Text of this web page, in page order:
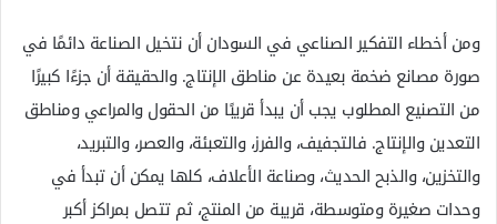
ومن أخطاء التفكير الصناعي في السودان أن نتخيل الصناعة دائمًا في
صورة مصانع ضخمة بعيدة عن مناطق الإنتاج. والحقيقة أن جزءًا كبيرًا
من التصنيع المطلوب يجب أن يبدأ قريبًا من الحقول والمراعي ومناطق
التعدين والإنتاج. فالتجفيف، والفرز، والتعبئة، والعصر، والتبريد،
والتخزين، والذبح الحديث، وصناعة الأعلاف، كلها يمكن أن تبدأ في
وحدات صغيرة ومتوسطة، قريبة من المنتج، ثم تتصل بمراكز أكبر